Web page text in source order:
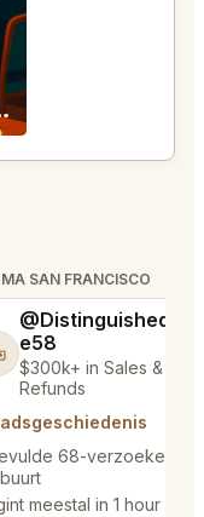
SAN FRANCISCO
@DistinguishedTre
e58
$300k+ in Sales & Low
Refunds
68-verzoeken in
meestal in 1 hour